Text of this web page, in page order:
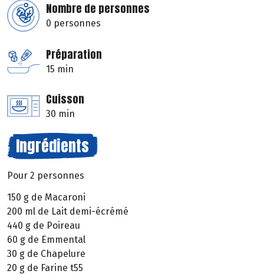
Nombre de personnes
0 personnes
Préparation
15 min
Cuisson
30 min
Ingrédients
Pour 2 personnes
150 g de Macaroni
200 ml de Lait demi-écrémé
440 g de Poireau
60 g de Emmental
30 g de Chapelure
20 g de Farine t55